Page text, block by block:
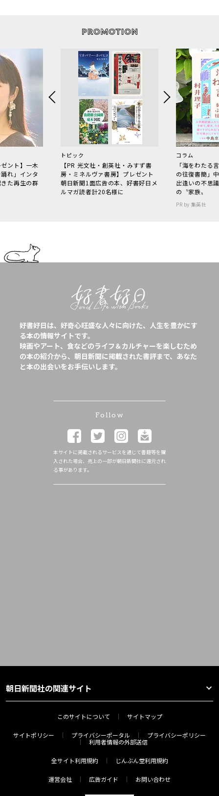
ント】一木
れ」インタ
た再生の群
トピック
【PR 光文社・創英社・みすず書
房・ミネルヴァ書房】プレゼント
朝日新聞1面広告の本、好書好日メ
ルマガ読者計20名様に
コラム
「海をわた
の往復書簡」
出逢いの不思
の〝家族〟
PR by 集英社
好書好日は、好奇心旺盛な人々に向けた、人生を豊かにす
る本の情報サイトです。
映画やアート、食などのライフ＆カルチャーを楽しむため
の本の紹介から、朝日新聞に掲載された書評まで、あなた
と本の出会いをお手伝いします。
Follow
本サイトに掲載されるサービスを通じて書籍等を購
入された場合、売上の一部が朝日新聞社に還元され
る事があります。
朝日新聞社の関連サイト
このサイトについて サイトマップ
サイトポリシー プライバシーポータル
プライバシーポリシー
利用者情報の外部送信
全サイト利用規約 じんぶん堂利用規約
運営会社 広告ガイド お問い合わせ